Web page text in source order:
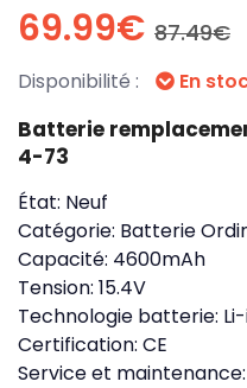
69.99€ 87.49€
Disponibilité : En
Batterie
4-73
État: Neuf
Catégorie: Batterie
Capacité: 4600mAh
Tension: 15.4V
Technologie batterie:
Certification: CE
Service et maintenance: